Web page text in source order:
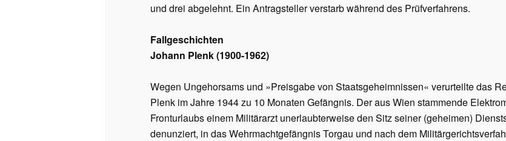
und drei abgelehnt. Ein Antragsteller verstarb während des Prüfverfahrens.
Fallgeschichten
Johann Plenk (1900-1962)
Wegen Ungehorsams und »Preisgabe von Staatsgeheimnissen« verurteilte das
Plenk im Jahre 1944 zu 10 Monaten Gefängnis. Der aus Wien stammende
Fronturlaubs einem Militärarzt unerlaubterweise den Sitz seiner (geheimen)
denunziert, in das Wehrmachtgefängnis Torgau und nach dem